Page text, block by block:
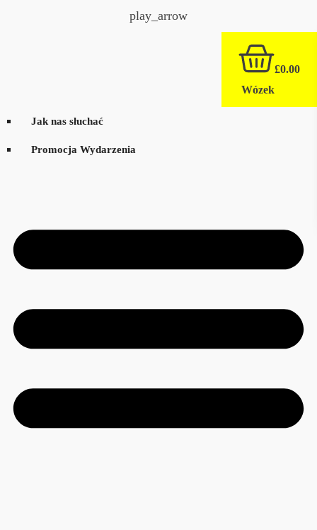
play_arrow
£0.00
Wózek
Jak nas słuchać
Promocja Wydarzenia